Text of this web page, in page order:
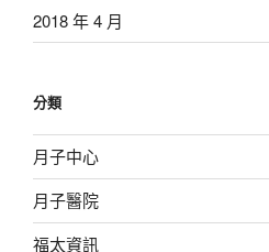
2018 年 4 月
分類
月子中心
月子醫院
福太資訊